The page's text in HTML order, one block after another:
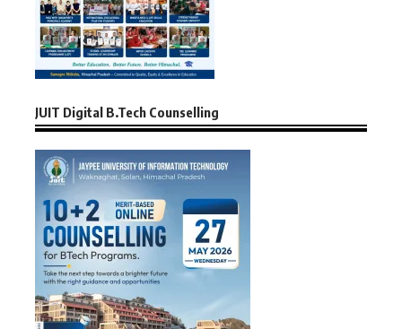
JUIT Digital B.Tech Counselling